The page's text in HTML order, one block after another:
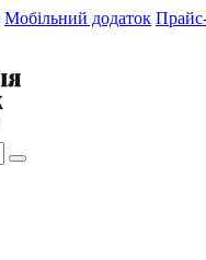
Мобільний додаток